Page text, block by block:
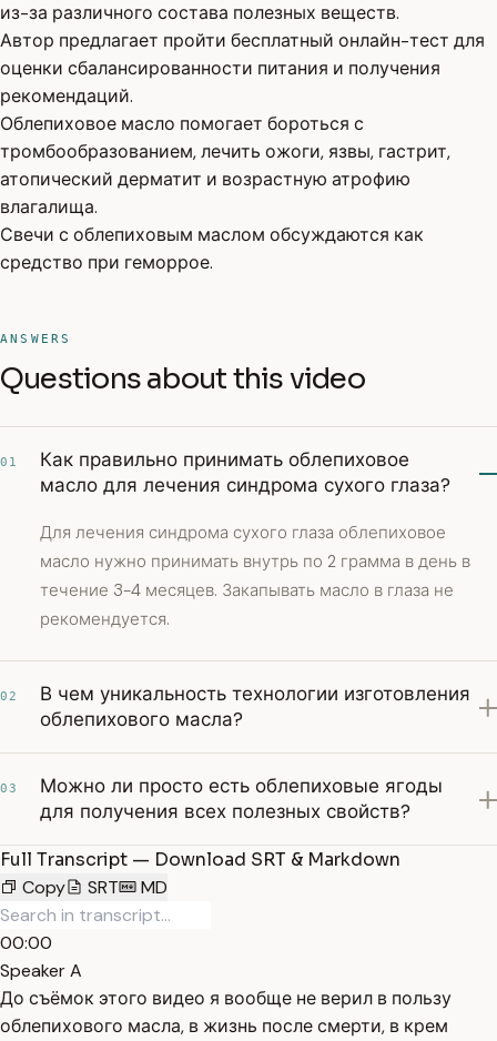
из-за различного состава полезных веществ.
Автор предлагает пройти бесплатный онлайн-тест для
оценки сбалансированности питания и получения
рекомендаций.
Облепиховое масло помогает бороться с
тромбообразованием, лечить ожоги, язвы, гастрит,
атопический дерматит и возрастную атрофию
влагалища.
Свечи с облепиховым маслом обсуждаются как
средство при геморрое.
ANSWERS
Questions about this video
01
Как правильно принимать облепиховое
масло для лечения синдрома сухого глаза?
Для лечения синдрома сухого глаза облепиховое
масло нужно принимать внутрь по 2 грамма в день в
течение 3-4 месяцев. Закапывать масло в глаза не
рекомендуется.
02
В чем уникальность технологии изготовления
облепихового масла?
03
Можно ли просто есть облепиховые ягоды
для получения всех полезных свойств?
Full Transcript — Download SRT & Markdown
Copy
SRT MD
00:00
Speaker A
До съёмок этого видео я вообще не верил в пользу
облепихового масла, в жизнь после смерти, в крем